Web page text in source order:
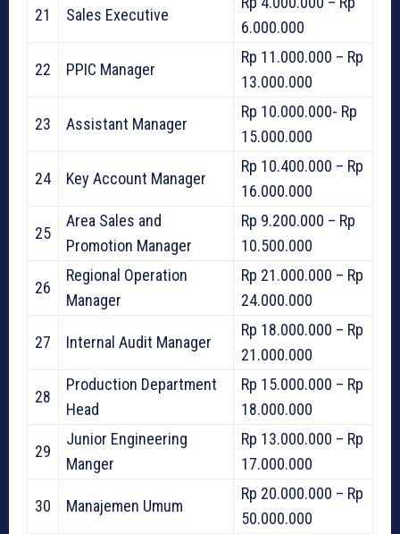
21 Sales Executive
6.000.000
22 PPIC Manager
Rp 11.000.000 – Rp
13.000.000
23 Assistant Manager
Rp 10.000.000- Rp
15.000.000
24 Key Account Manager
Rp 10.400.000 – Rp
16.000.000
25
Area Sales and
Promotion Manager
Rp 9.200.000 – Rp
10.500.000
26
Regional Operation
Manager
Rp 21.000.000 – Rp
24.000.000
27 Internal Audit Manager
Rp 18.000.000 – Rp
21.000.000
28
Production Department
Head
Rp 15.000.000 – Rp
18.000.000
29
Junior Engineering
Manger
Rp 13.000.000 – Rp
17.000.000
30 Manajemen Umum
Rp 20.000.000 – Rp
50.000.000